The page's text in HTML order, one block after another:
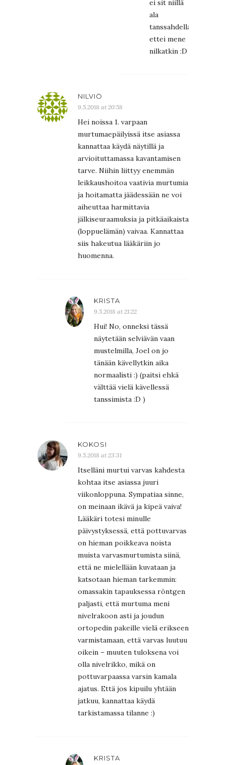
ei sit niillä
ala
tanssahdella,
ettei mene
nilkatkin :D
NILVIÖ
9.5.2018 at 20:58
Hei noissa 1. varpaan
murtumaepäilyissä itse asiassa
kannattaa käydä näytillä ja
arvioituttamassa kavantamisen
tarve. Niihin liittyy enemmän
leikkaushoitoa vaativia murtumia
ja hoitamatta jäädessään ne voi
aiheuttaa harmittavia
jälkiseuraamuksia ja pitkäaikaista
(loppuelämän) vaivaa. Kannattaa
siis hakeutua lääkäriin jo
huomenna.
KRISTA
9.5.2018 at 21:22
Hui! No, onneksi tässä
näytetään selviävän vaan
mustelmilla, Joel on jo
tänään kävellytkin aika
normaalisti :) (paitsi ehkä
välttää vielä kävellessä
tanssimista :D )
KOKOSI
9.5.2018 at 23:31
Itselläni murtui varvas kahdesta
kohtaa itse asiassa juuri
viikonloppuna. Sympatiaa sinne,
on meinaan ikävä ja kipeä vaiva!
Lääkäri totesi minulle
päivystyksessä, että pottuvarvas
on hieman poikkeava noista
muista varvasmurtumista siinä,
että ne mielellään kuvataan ja
katsotaan hieman tarkemmin:
omassakin tapauksessa röntgen
paljasti, että murtuma meni
nivelrakoon asti ja joudun
ortopedin pakeille vielä erikseen
varmistamaan, että varvas luutuu
oikein – muuten tuloksena voi
olla nivelrikko, mikä on
pottuvarpaassa varsin kamala
ajatus. Että jos kipuilu yhtään
jatkuu, kannattaa käydä
tarkistamassa tilanne :)
KRISTA